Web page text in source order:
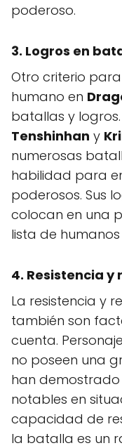
poderoso.
3. Logros en
Otro criterio
humano en
batallas y
Tenshinhan y
numerosas
habilidad para
poderosos. Sus
colocan en una
lista de
4. Resistencia y
La resistencia y
también son
cuenta.
no poseen una
han demostrado
notables en
capacidad de
la batalla es un